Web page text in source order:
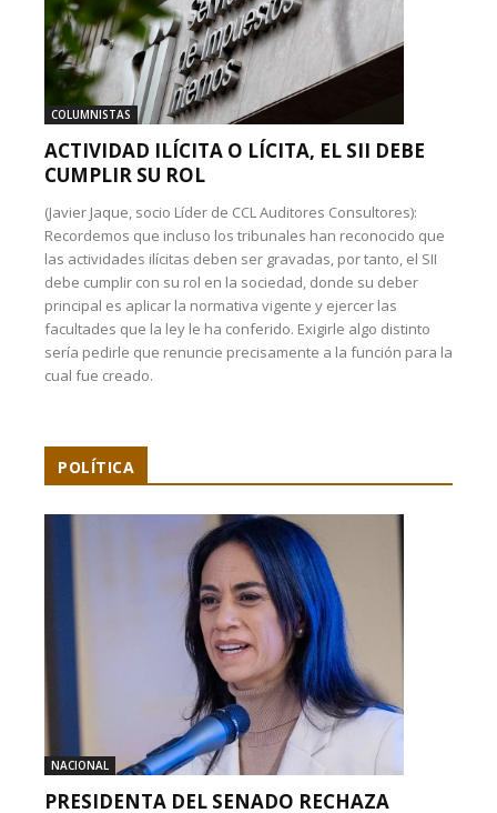
COLUMNISTAS
ACTIVIDAD ILÍCITA O LÍCITA, EL SII DEBE
CUMPLIR SU ROL
(Javier Jaque, socio Líder de CCL Auditores Consultores):
Recordemos que incluso los tribunales han reconocido que
las actividades ilícitas deben ser gravadas, por tanto, el SII
debe cumplir con su rol en la sociedad, donde su deber
principal es aplicar la normativa vigente y ejercer las
facultades que la ley le ha conferido. Exigirle algo distinto
sería pedirle que renuncie precisamente a la función para la
cual fue creado.
POLÍTICA
NACIONAL
PRESIDENTA DEL SENADO RECHAZA